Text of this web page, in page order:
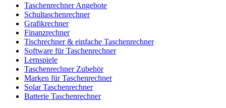
Taschenrechner Angebote
Schultaschenrechner
Grafikrechner
Finanzrechner
Tischrechner & einfache Taschenrechner
Software für Taschenrechner
Lernspiele
Taschenrechner Zubehör
Marken für Taschenrechner
Solar Taschenrechner
Batterie Taschenrechner